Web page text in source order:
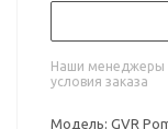
Наши менеджеры
условия заказа
Модель: GVR